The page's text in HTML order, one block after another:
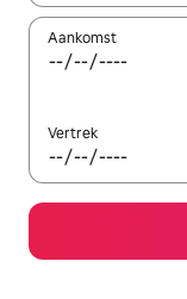
Aankomst
Vertrek